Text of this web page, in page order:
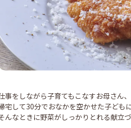
事をしながら子育てもこなすお母さん
宅して30分でおなかを空かせた子ども
んなときに野菜がしっかりとれる献立